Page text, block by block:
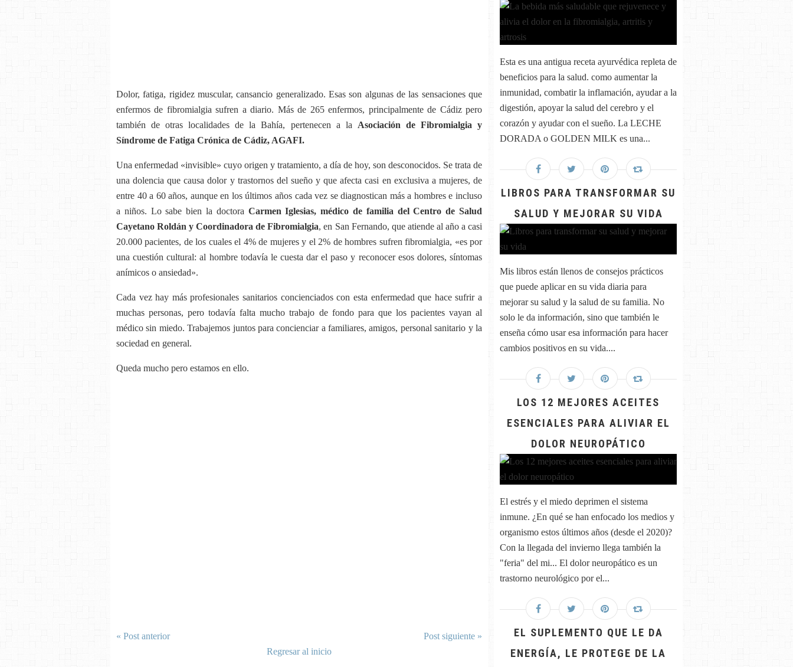
Dolor, fatiga, rigidez muscular, cansancio generalizado. Esas son algunas de las sensaciones que
enfermos de fibromialgia sufren a diario. Más de 265 enfermos, principalmente de Cádiz pero
también de otras localidades de la Bahía, pertenecen a la Asociación de Fibromialgia y
Síndrome de Fatiga Crónica de Cádiz, AGAFI.
Una enfermedad «invisible» cuyo origen y tratamiento, a día de hoy, son desconocidos. Se trata de
una dolencia que causa dolor y trastornos del sueño y que afecta casi en exclusiva a mujeres, de
entre 40 a 60 años, aunque en los últimos años cada vez se diagnostican más a hombres e incluso
a niños. Lo sabe bien la doctora Carmen Iglesias, médico de familia del Centro de Salud
Cayetano Roldán y Coordinadora de Fibromialgia, en San Fernando, que atiende al año a casi
20.000 pacientes, de los cuales el 4% de mujeres y el 2% de hombres sufren fibromialgia, «es por
una cuestión cultural: al hombre todavía le cuesta dar el paso y reconocer esos dolores, síntomas
anímicos o ansiedad».
Cada vez hay más profesionales sanitarios concienciados con esta enfermedad que hace sufrir a
muchas personas, pero todavía falta mucho trabajo de fondo para que los pacientes vayan al
médico sin miedo. Trabajemos juntos para concienciar a familiares, amigos, personal sanitario y la
sociedad en general.
Queda mucho pero estamos en ello.
« Post anterior
Post siguiente »
Regresar al inicio
Esta es una antigua receta ayurvédica repleta de
beneficios para la salud. como aumentar la
inmunidad, combatir la inflamación, ayudar a la
digestión, apoyar la salud del cerebro y el
corazón y ayudar con el sueño. La LECHE
DORADA o GOLDEN MILK es una...
LIBROS PARA TRANSFORMAR SU
SALUD Y MEJORAR SU VIDA
Mis libros están llenos de consejos prácticos
que puede aplicar en su vida diaria para
mejorar su salud y la salud de su familia. No
solo le da información, sino que también le
enseña cómo usar esa información para hacer
cambios positivos en su vida....
LOS 12 MEJORES ACEITES
ESENCIALES PARA ALIVIAR EL
DOLOR NEUROPÁTICO
El estrés y el miedo deprimen el sistema
inmune. ¿En qué se han enfocado los medios y
organismo estos últimos años (desde el 2020)?
Con la llegada del invierno llega también la
"feria" del mi... El dolor neuropático es un
trastorno neurológico por el...
EL SUPLEMENTO QUE LE DA
ENERGÍA, LE PROTEGE DE LA